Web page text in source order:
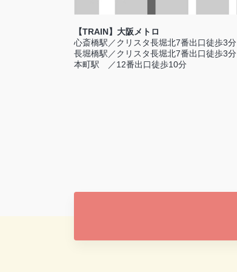
【TRAIN】大阪メトロ
心斎橋駅／クリスタ長堀北7番出口徒歩3分
長堀橋駅／クリスタ長堀北7番出口徒歩3分
本町駅 ／12番出口徒歩10分